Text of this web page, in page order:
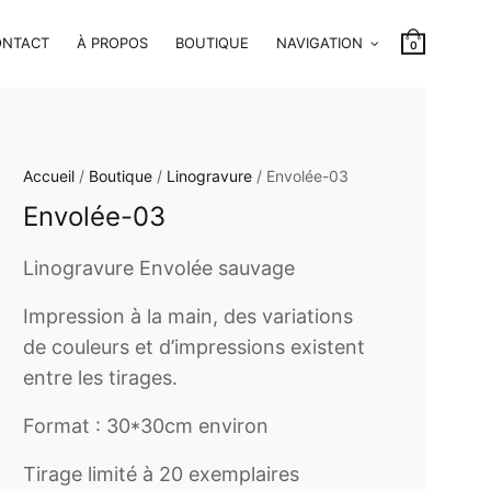
À PROPOS BOUTIQUE NAVIGATION 0
Accueil/ Boutique/ Linogravure/ Envolée-03
Envolée-03
Linogravure Envolée sauvage
Impression à la main, des variations
de couleurs et d’impressions existent
entre les tirages.
Format : 30*30cm environ
Tirage limité à 20 exemplaires